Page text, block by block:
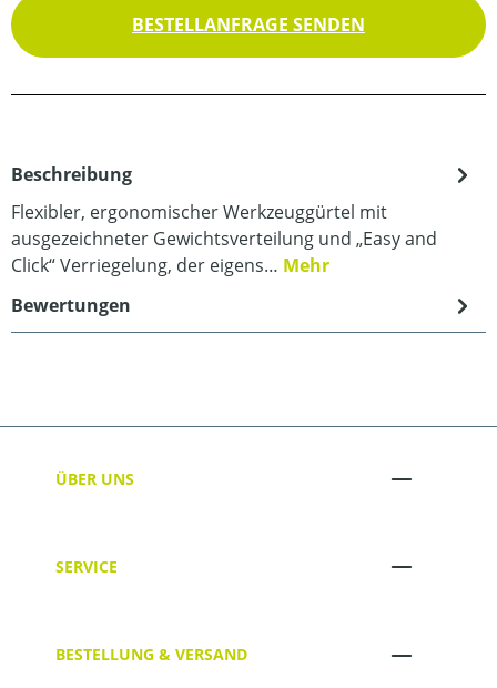
BESTELLANFRAGE SENDEN
Beschreibung
Flexibler, ergonomischer Werkzeuggürtel mit
ausgezeichneter Gewichtsverteilung und „Easy and
Click“ Verriegelung, der eigens… Mehr
Bewertungen
ÜBER UNS
SERVICE
BESTELLUNG & VERSAND